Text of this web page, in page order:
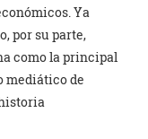
Ya
por su parte,
como la principal
mediático de